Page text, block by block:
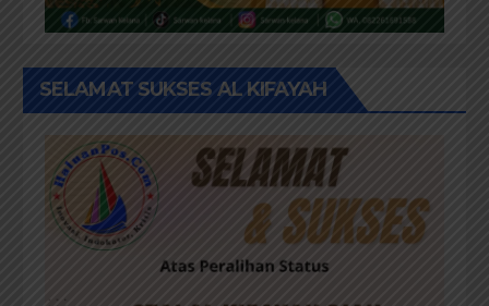
SELAMAT SUKSES AL KIFAYAH